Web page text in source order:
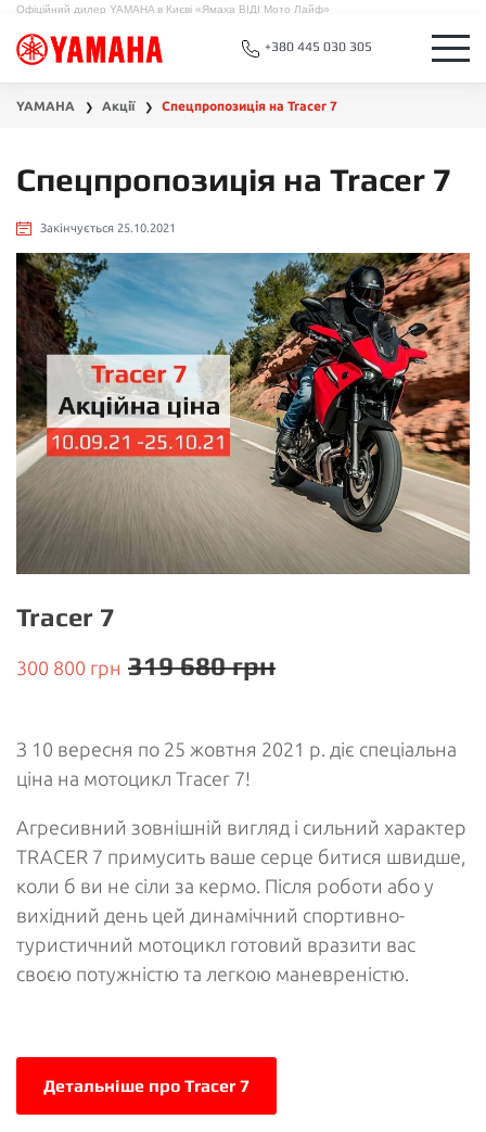
Офіційний дилер YAMAHA в Києві «Ямаха ВІДІ Мото Лайф»
+380 445 030 305
YAMAHA ❯ Акції ❯ Спецпропозиція на Tracer 7
Спецпропозиція на Tracer 7
Закінчується 25.10.2021
Tracer 7
300 800 грн 319 680 грн
З 10 вересня по 25 жовтня 2021 р. діє спеціальна
ціна на мотоцикл Tracer 7!
Агресивний зовнішній вигляд і сильний характер
TRACER 7 примусить ваше серце битися швидше,
коли б ви не сіли за кермо. Після роботи або у
вихідний день цей динамічний спортивно-
туристичний мотоцикл готовий вразити вас
своєю потужністю та легкою маневреністю.
Детальніше про Tracer 7